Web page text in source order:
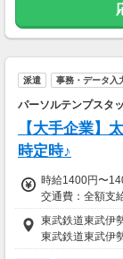
派遣 事務・データ入
パーソルテンプスタ
【大手企業
時定時♪
時給1400円〜
交通費：全額支
東武鉄道東武伊
東武鉄道東武伊